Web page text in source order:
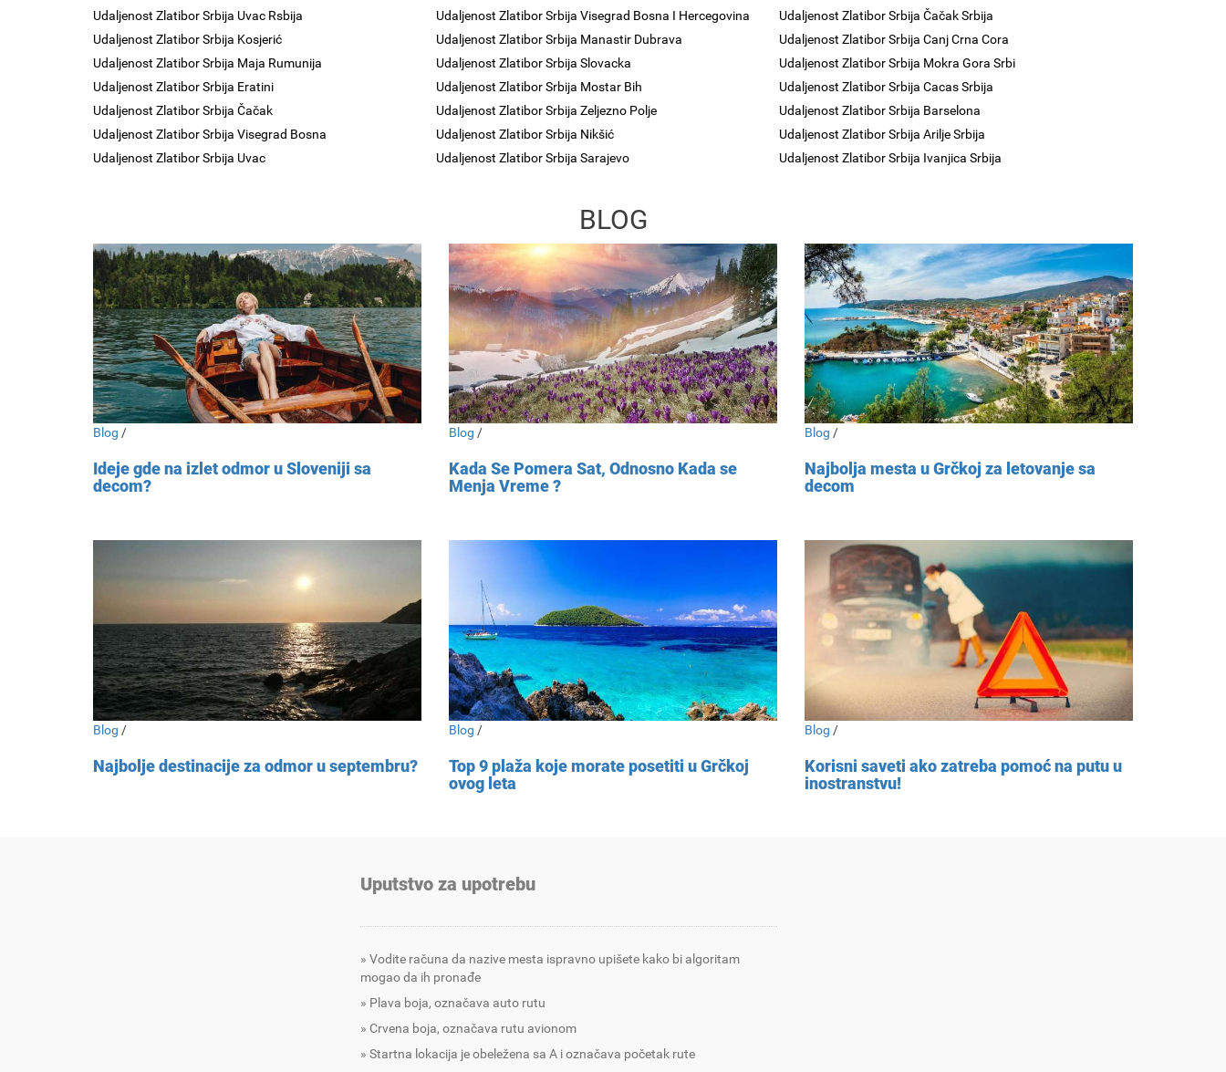
Udaljenost Zlatibor Srbija Uvac Rsbija
Udaljenost Zlatibor Srbija Visegrad Bosna I Hercegovina
Udaljenost Zlatibor Srbija Čačak Srbija
Udaljenost Zlatibor Srbija Kosjerić
Udaljenost Zlatibor Srbija Manastir Dubrava
Udaljenost Zlatibor Srbija Canj Crna Cora
Udaljenost Zlatibor Srbija Maja Rumunija
Udaljenost Zlatibor Srbija Slovacka
Udaljenost Zlatibor Srbija Mokra Gora Srbi
Udaljenost Zlatibor Srbija Eratini
Udaljenost Zlatibor Srbija Mostar Bih
Udaljenost Zlatibor Srbija Cacas Srbija
Udaljenost Zlatibor Srbija Čačak
Udaljenost Zlatibor Srbija Zeljezno Polje
Udaljenost Zlatibor Srbija Barselona
Udaljenost Zlatibor Srbija Visegrad Bosna
Udaljenost Zlatibor Srbija Nikšić
Udaljenost Zlatibor Srbija Arilje Srbija
Udaljenost Zlatibor Srbija Uvac
Udaljenost Zlatibor Srbija Sarajevo Udaljenost Zlatibor Srbija Ivanjica Srbija
BLOG
Blog /
Ideje gde na izlet odmor u Sloveniji sa
decom?
Blog /
Kada Se Pomera Sat, Odnosno Kada se
Menja Vreme ?
Blog /
Najbolja mesta u Grčkoj za letovanje sa
decom
Blog /
Najbolje destinacije za odmor u septembru?
Blog /
Top 9 plaža koje morate posetiti u Grčkoj
ovog leta
Blog /
Korisni saveti ako zatreba pomoć na putu u
inostranstvu!
Uputstvo za upotrebu
Vodite računa da nazive mesta ispravno upišete kako bi algoritam
mogao da ih pronađe
Plava boja, označava auto rutu
Crvena boja, označava rutu avionom
Startna lokacija je obeležena sa A i označava početak rute